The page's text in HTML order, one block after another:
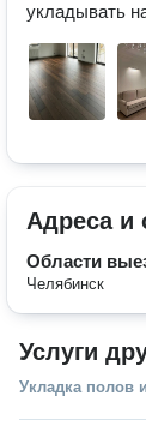
укладывать
Адреса и
Области
Челябинск
Услуги
Укладка полов